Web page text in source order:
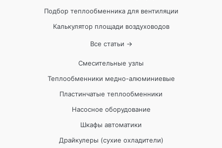
Подбор теплообменника для вентиляции
Калькулятор площади воздуховодов
Все статьи →
Смесительные узлы
Теплообменники медно-алюминиевые
Пластинчатые теплообменники
Насосное оборудование
Шкафы автоматики
Драйкулеры (сухие охладители)